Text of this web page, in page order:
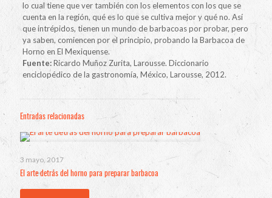
lo cual tiene que ver también con los elementos con los que se
cuenta en la región, qué es lo que se cultiva mejor y qué no. Así
que intrépidos, tienen un mundo de barbacoas por probar, pero
ya saben, comiencen por el principio, probando la Barbacoa de
Horno en El Mexiquense.
Fuente:Ricardo Muñoz Zurita, Larousse. Diccionario
enciclopédico de la gastronomía, México, Larousse, 2012.
Entradas relacionadas
3 mayo, 2017
El arte detrás del horno para preparar barbacoa